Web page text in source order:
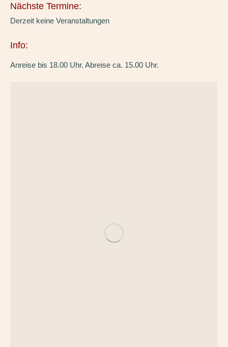
Nächste Termine:
Derzeit keine Veranstaltungen
Info:
Anreise bis 18.00 Uhr. Abreise ca. 15.00 Uhr.